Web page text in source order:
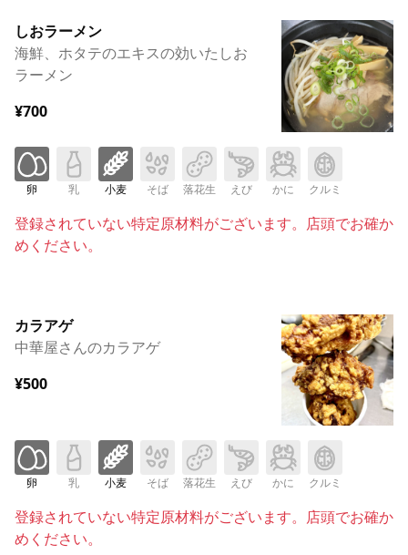
しおラーメン
海鮮、ホタテのエキスの効いたしお
ラーメン
¥700
卵 乳 小麦 そば 落花生 えび かに クルミ
登録されていない特定原材料がございます。店頭でお確か
めください。
カラアゲ
中華屋さんのカラアゲ
¥500
卵 乳 小麦 そば 落花生 えび かに クルミ
登録されていない特定原材料がございます。店頭でお確か
めください。